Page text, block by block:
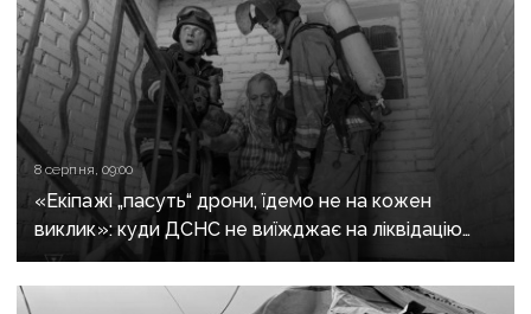
8 серпня, 09:00
«Екіпажі „пасуть“ дрони, їдемо не на кожен
виклик»: куди ДСНС не виїжджає на ліквідацію
надзвичайних ситуацій у Краматорську
та Слов’янську